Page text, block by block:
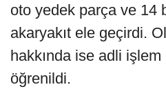
oto yedek parça ve 14
akaryakıt ele geçirdi.
hakkında ise adli
öğrenildi.